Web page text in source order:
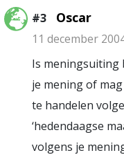
#3 Oscar
11 december
Is meningsuiting
je mening of
te handelen
‘hedendaagse
volgens je